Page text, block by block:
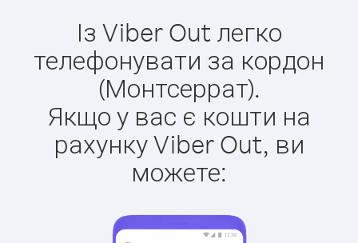
Із Viber Out легко
телефонувати за кордон
(Монтсеррат).
Якщо у вас є кошти на
рахунку Viber Out, ви
можете: